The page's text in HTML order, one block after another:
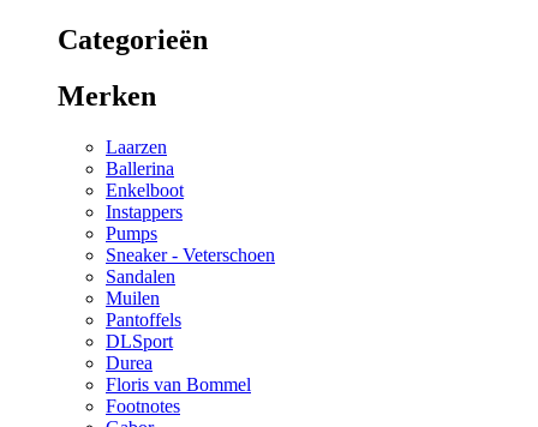
Categorieën
Merken
Laarzen
Ballerina
Enkelboot
Instappers
Pumps
Sneaker - Veterschoen
Sandalen
Muilen
Pantoffels
DLSport
Durea
Floris van Bommel
Footnotes